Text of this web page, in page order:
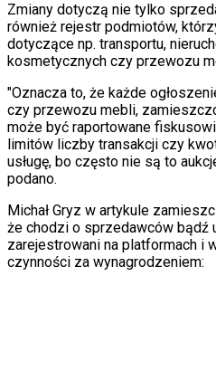
Zmiany dotyczą nie tylko
również rejestr podmiotów,
dotyczące np. transportu,
kosmetycznych czy przewozu
"Oznacza to, że każde
czy przewozu mebli,
może być raportowane
limitów liczby transakcji czy
usługę, bo często nie są to
podano.
Michał Gryz w artykule
że chodzi o sprzedawców bądź
zarejestrowani na platformach i
czynności za wynagrodzeniem: